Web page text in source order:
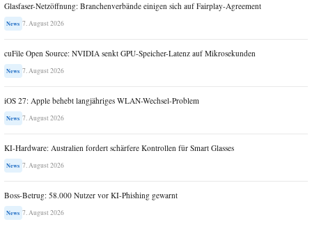
Glasfaser-Netzöffnung: Branchenverbände einigen sich auf Fairplay-Agreement
News 7. August 2026
cuFile Open Source: NVIDIA senkt GPU-Speicher-Latenz auf Mikrosekunden
News 7. August 2026
iOS 27: Apple behebt langjähriges WLAN-Wechsel-Problem
News 7. August 2026
KI-Hardware: Australien fordert schärfere Kontrollen für Smart Glasses
News 7. August 2026
Boss-Betrug: 58.000 Nutzer vor KI-Phishing gewarnt
News 7. August 2026